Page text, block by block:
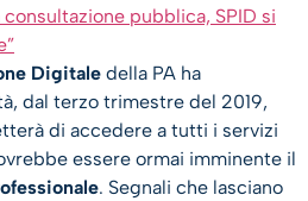
consultazione pubblica, SPID si
Digitale della PA ha
dal terzo trimestre del 2019,
di accedere a tutti i servizi
essere ormai imminente il
. Segnali che lasciano